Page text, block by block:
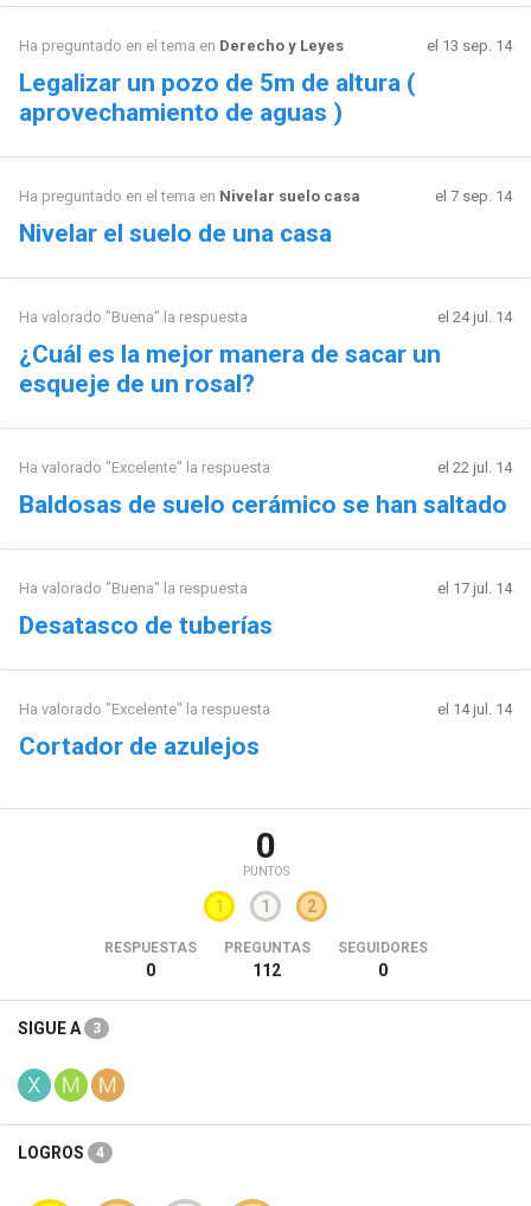
Ha preguntado en el tema en Derecho y Leyes el 13 sep. 14
Legalizar un pozo de 5m de altura (
aprovechamiento de aguas )
Ha preguntado en el tema en Nivelar suelo casa el 7 sep. 14
Nivelar el suelo de una casa
Ha valorado "Buena" la respuesta el 24 jul. 14
¿Cuál es la mejor manera de sacar un
esqueje de un rosal?
Ha valorado "Excelente" la respuesta el 22 jul. 14
Baldosas de suelo cerámico se han saltado
Ha valorado "Buena" la respuesta el 17 jul. 14
Desatasco de tuberías
Ha valorado "Excelente" la respuesta el 14 jul. 14
Cortador de azulejos
0
PUNTOS
1 1 2
RESPUESTAS
0
PREGUNTAS
112
SEGUIDORES
0
SIGUE A 3
LOGROS 4